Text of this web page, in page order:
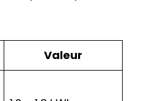
Valeur